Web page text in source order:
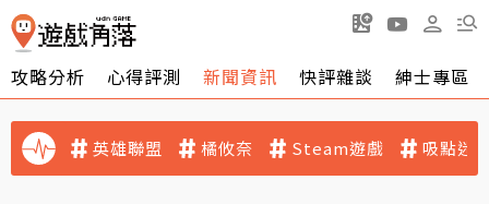
攻略分析 心得評測 新聞資訊 快評雜談 紳士專區
英雄聯盟 橘攸奈 Steam遊戲 吸點迷